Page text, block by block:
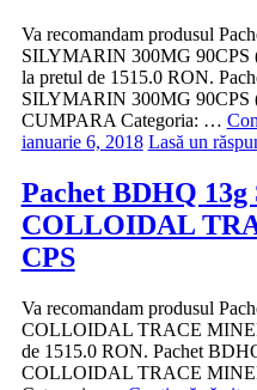
Va recomandam produsul
SILYMARIN 300MG
la pretul de 1515.0 RON.
SILYMARIN 300MG
CUMPARA Categoria: …
ianuarie 6, 2018 Lasă un
Pachet BDHQ
COLLOIDAL
CPS
Va recomandam produsul
COLLOIDAL TRACE
de 1515.0 RON. Pachet
COLLOIDAL TRACE